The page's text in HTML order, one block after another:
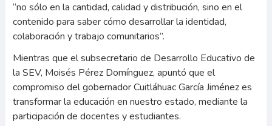
“no sólo en la cantidad, calidad y distribución, sino en el
contenido para saber cómo desarrollar la identidad,
colaboración y trabajo comunitarios”.
Mientras que el subsecretario de Desarrollo Educativo de
la SEV, Moisés Pérez Domínguez, apuntó que el
compromiso del gobernador Cuitláhuac García Jiménez es
transformar la educación en nuestro estado, mediante la
participación de docentes y estudiantes.